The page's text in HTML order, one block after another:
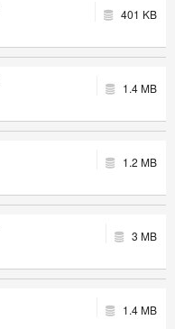
401 KB
1.4 MB
1.2 MB
3 MB
1.4 MB